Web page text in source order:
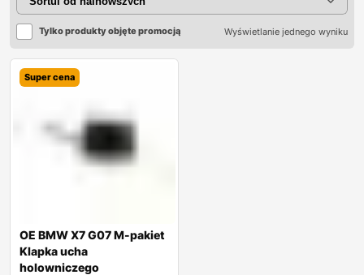
Tylko produkty objęte promocją Wyświetlanie jednego wyniku
Super cena
OE BMW X7 G07 M-pakiet
Klapka ucha
holowniczego